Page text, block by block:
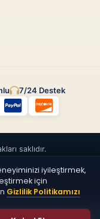
7/24 Destek
saklıdır.
iyileştirmek,
için
Gizlilik Politikamızı